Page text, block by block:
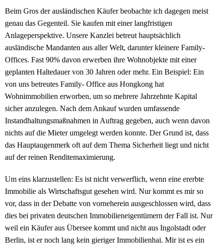
Beim Gros der ausländischen Käufer beobachte ich dagegen meist
genau das Gegenteil. Sie kaufen mit einer langfristigen
Anlageperspektive. Unsere Kanzlei betreut hauptsächlich
ausländische Mandanten aus aller Welt, darunter kleinere Family-
Offices. Fast 90% davon erwerben ihre Wohnobjekte mit einer
geplanten Haltedauer von 30 Jahren oder mehr. Ein Beispiel: Ein
von uns betreutes Family- Office aus Hongkong hat
Wohnimmobilien erworben, um so mehrere Jahrzehnte Kapital
sicher anzulegen. Nach dem Ankauf wurden umfassende
Instandhaltungsmaßnahmen in Auftrag gegeben, auch wenn davon
nichts auf die Mieter umgelegt werden konnte. Der Grund ist, dass
das Hauptaugenmerk oft auf dem Thema Sicherheit liegt und nicht
auf der reinen Renditemaximierung.
Um eins klarzustellen: Es ist nicht verwerflich, wenn eine ererbte
Immobilie als Wirtschaftsgut gesehen wird. Nur kommt es mir so
vor, dass in der Debatte von vorneherein ausgeschlossen wird, dass
dies bei privaten deutschen Immobilieneigentümern der Fall ist. Nur
weil ein Käufer aus Übersee kommt und nicht aus Ingolstadt oder
Berlin, ist er noch lang kein gieriger Immobilienhai. Mir ist es ein